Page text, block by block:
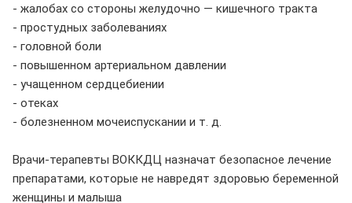
- жалобах со стороны желудочно — кишечного тракта
- простудных заболеваниях
- головной боли
- повышенном артериальном давлении
- учащенном сердцебиении
- отеках
- болезненном мочеиспускании и т. д.
Врачи-терапевты ВОККДЦ назначат безопасное лечение
препаратами, которые не навредят здоровью беременной
женщины и малыша